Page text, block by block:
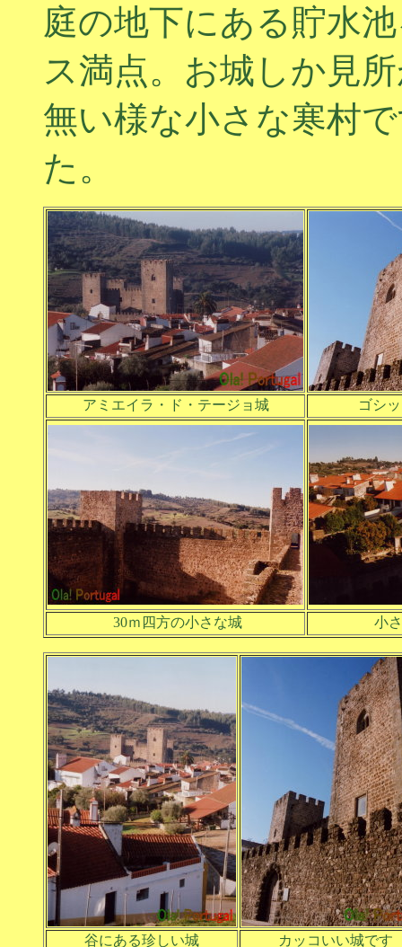
庭の地下にある貯水
ス満点。お城しか見
無い様な小さな寒村
た。
アミエイラ・ド・テージョ城 ゴシ
30ｍ四方の小さな城 小
谷にある珍しい城 カッコいい城です